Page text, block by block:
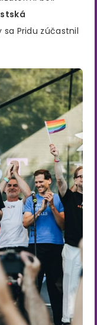
sa Pridu zúčastnil